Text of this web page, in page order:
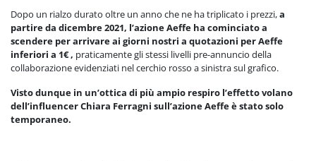
Dopo un rialzo durato oltre un anno che ne ha triplicato i prezzi,a
partire da dicembre 2021, l’azione Aeffe ha cominciato a
scendere per arrivare ai giorni nostri a quotazioni per Aeffe
inferiori a 1€ , praticamente gli stessi livelli pre-annuncio della
collaborazione evidenziati nel cerchio rosso a sinistra sul grafico.
Visto dunque in un’ottica di più ampio respiro l’effetto volano
dell’influencer Chiara Ferragni sull’azione Aeffe è stato solo
temporaneo.